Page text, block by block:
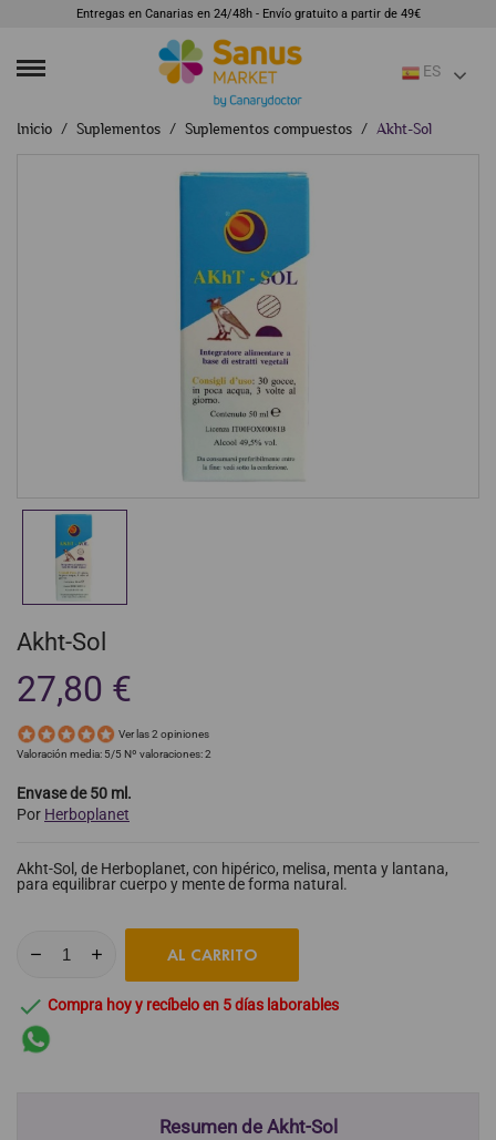
Entregas en Canarias en 24/48h - Envío gratuito a partir de 49€
ES
Inicio Suplementos Suplementos compuestos Akht-Sol
Akht-Sol
27,80 €
Ver las 2 opiniones
Valoración media: 5/5 Nº valoraciones:2
Envase de 50 ml.
Por Herboplanet
Akht-Sol, de Herboplanet, con hipérico, melisa, menta y lantana,
para equilibrar cuerpo y mente de forma natural.
AL CARRITO
 Compra hoy y recíbelo en 5 días laborables
Resumen de Akht-Sol